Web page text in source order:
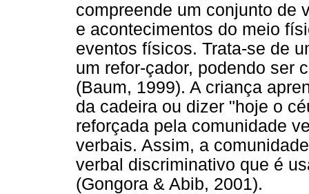
compreende um conjunto de
e acontecimentos do meio
eventos físicos. Trata-se de
um refor-çador, podendo ser
(Baum, 1999). A criança
da cadeira ou dizer "hoje o
reforçada pela comunidade
verbais. Assim, a
verbal discriminativo que é
(Gongora & Abib, 2001).